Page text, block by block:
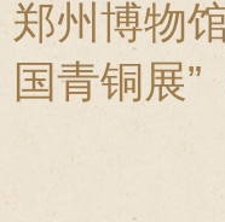
郑州博物
国青铜展